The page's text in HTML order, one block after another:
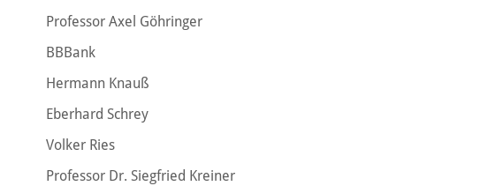
Professor Axel Göhringer
BBBank
Hermann Knauß
Eberhard Schrey
Volker Ries
Professor Dr. Siegfried Kreiner